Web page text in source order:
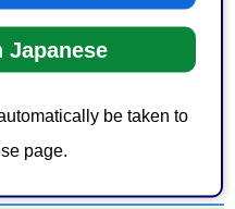
Japanese
be taken to
page.
質問者に対し、電子メー
ページに掲載します。